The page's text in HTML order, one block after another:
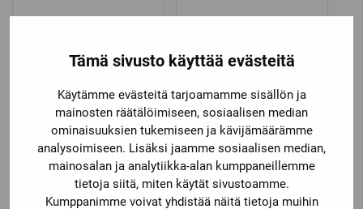
Tämä sivusto käyttää evästeitä
Käytämme evästeitä tarjoamamme sisällön ja
mainosten räätälöimiseen, sosiaalisen median
ominaisuuksien tukemiseen ja kävijämäärämme
analysoimiseen. Lisäksi jaamme sosiaalisen median,
mainosalan ja analytiikka-alan kumppaneillemme
tietoja siitä, miten käytät sivustoamme.
Kumppanimme voivat yhdistää näitä tietoja muihin
KYYNÄRSUOJAT
139,00€
RISTIKKO
44,90€